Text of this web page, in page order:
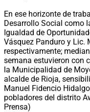
En ese horizonte de
Desarrollo Social como
Igualdad de
Vásquez Panduro y Lic.
respectivamente;
semana estuvieron con
la Municipalidad de
alcalde de Rioja,
Manuel Fidencio
pobladores del distrito
Prensa)